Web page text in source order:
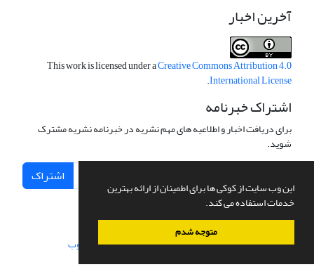
این وب سایت از کوکی ها برای اطمینان از ارائه بهترین
خدمات استفاده می کند.
متوجه شدم
آخرین اخبار
This work is licensed under aCreative Commons Attribution 4.0
International License
.
اشتراک خبرنامه
برای دریافت اخبار و اطلاعیه های مهم نشریه در خبرنامه نشریه مشترک
شوید.
اشتراک
سامانه مدیریت نشریات علمی.طراحی و پیاده سازی از سیناوب